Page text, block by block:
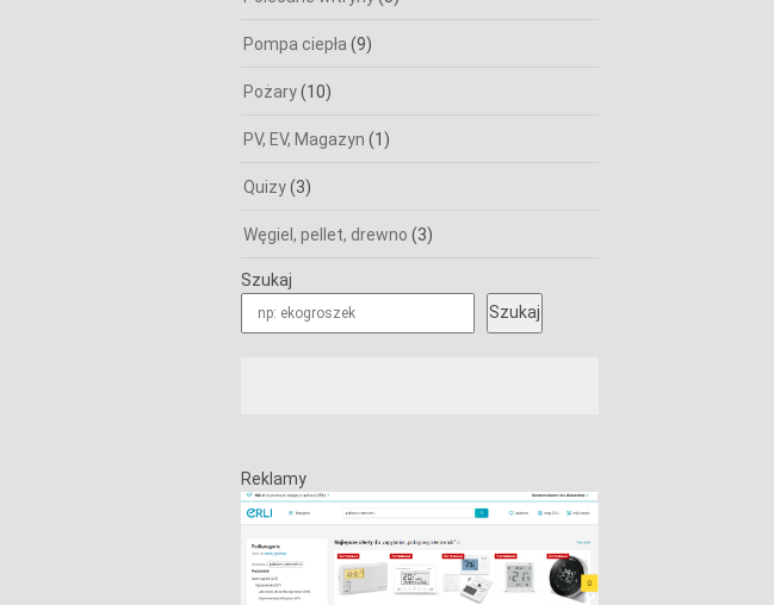
Pompa ciepła (9)
Pożary(10)
PV, EV, Magazyn (1)
Quizy(3)
Węgiel, pellet, drewno (3)
Szukaj
Szukaj
Reklamy